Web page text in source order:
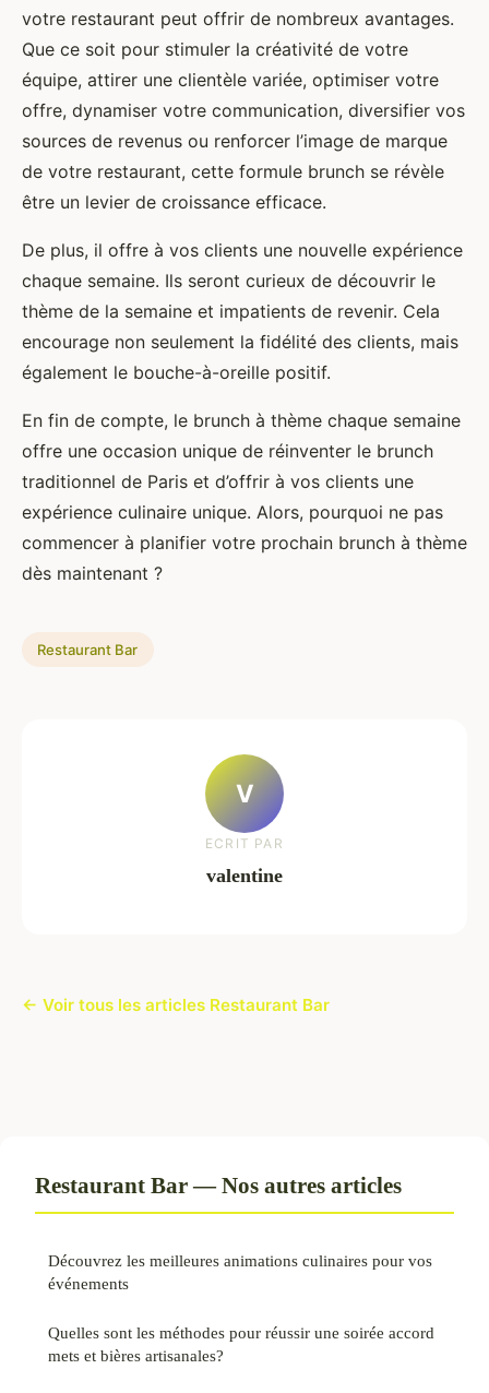
votre restaurant peut offrir de nombreux avantages.
Que ce soit pour stimuler la créativité de votre
équipe, attirer une clientèle variée, optimiser votre
offre, dynamiser votre communication, diversifier vos
sources de revenus ou renforcer l’image de marque
de votre restaurant, cette formule brunch se révèle
être un levier de croissance efficace.
De plus, il offre à vos clients une nouvelle expérience
chaque semaine. Ils seront curieux de découvrir le
thème de la semaine et impatients de revenir. Cela
encourage non seulement la fidélité des clients, mais
également le bouche-à-oreille positif.
En fin de compte, le brunch à thème chaque semaine
offre une occasion unique de réinventer le brunch
traditionnel de Paris et d’offrir à vos clients une
expérience culinaire unique. Alors, pourquoi ne pas
commencer à planifier votre prochain brunch à thème
dès maintenant ?
Restaurant Bar
V
ECRIT PAR
valentine
← Voir tous les articles Restaurant Bar
Restaurant Bar — Nos autres articles
Découvrez les meilleures animations culinaires pour vos
événements
Quelles sont les méthodes pour réussir une soirée accord
mets et bières artisanales?